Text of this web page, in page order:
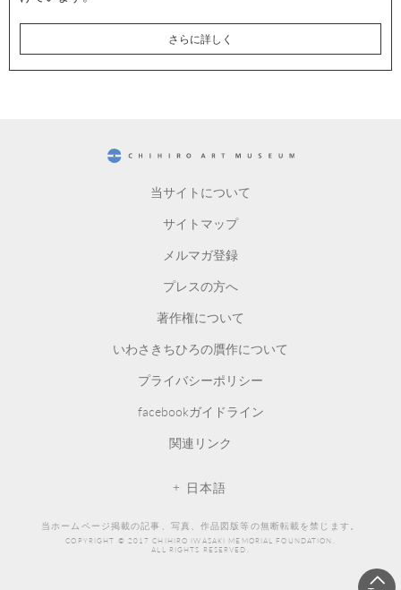
さらに詳しく
当サイトについて
サイトマップ
メルマガ登録
プレスの方へ
著作権について
いわさきちひろの贋作について
プライバシーポリシー
facebookガイドライン
関連リンク
日本語
当ホームページ掲載の記事、写真、作品図版等の無断転載を禁じます。
COPYRIGHT © 2017 CHIHIRO IWASAKI MEMORIAL FOUNDATION.
ALL RIGHTS RESERVED.